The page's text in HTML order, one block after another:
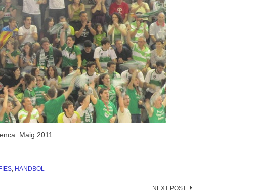
Maig 2011
, HANDBOL
NEXT POST